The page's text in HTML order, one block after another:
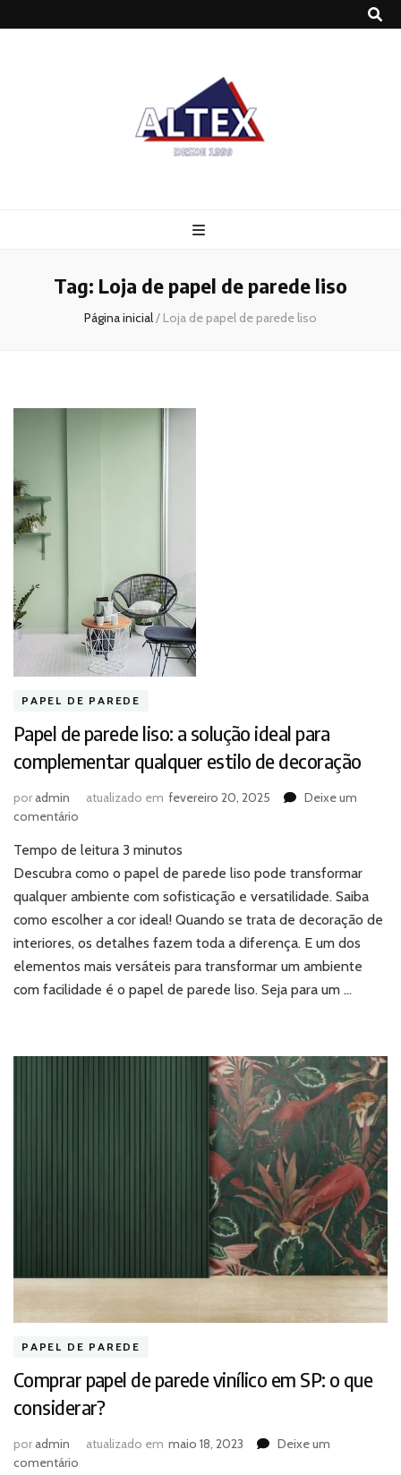
Tag: Loja de papel de parede liso
Página inicial/ Loja de papel de parede liso
PAPEL DE PAREDE
Papel de parede liso: a solução ideal para
complementar qualquer estilo de decoração
poradmin atualizado em fevereiro 20, 2025
Deixe um
comentário
de
parede
liso:
solução
ideal
para
complementar
decoração
Tempo de leitura 3 minutos
Descubra como o papel de parede liso pode transformar
qualquer ambiente com sofisticação e versatilidade. Saiba
como escolher a cor ideal! Quando se trata de decoração de
interiores, os detalhes fazem toda a diferença. E um dos
elementos mais versáteis para transformar um ambiente
com facilidade é o papel de parede liso. Seja para um …
PAPEL DE PAREDE
Comprar papel de parede vinílico em SP: o que
considerar?
poradmin atualizado em maio 18, 2023
Deixe um
comentário